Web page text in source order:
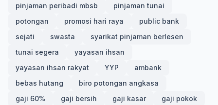
pinjaman peribadi mbsb
pinjaman tunai
potongan
promosi hari raya
public bank
sejati
swasta
syarikat pinjaman berlesen
tunai segera
yayasan ihsan
yayasan ihsan rakyat
YYP
ambank
bebas hutang
biro potongan angkasa
gaji 60%
gaji bersih gaji kasar
gaji pokok